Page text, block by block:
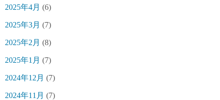
2025年4月 (6)
2025年3月 (7)
2025年2月 (8)
2025年1月 (7)
2024年12月 (7)
2024年11月 (7)